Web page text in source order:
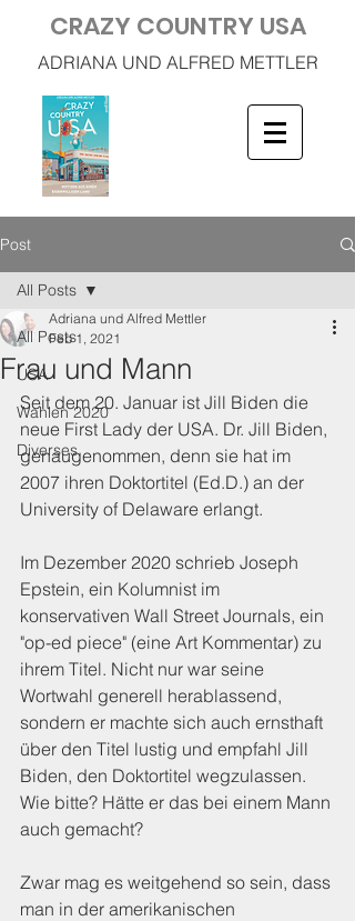
CRAZY COUNTRY USA
ADRIANA UND ALFRED METTLER
Post
All Posts
USA
Wahlen 2020
Diverses
All Posts
Frau und Mann
Adriana und Alfred Mettler
Feb 1, 2021
Seit dem 20. Januar ist Jill Biden die
neue First Lady der USA. Dr. Jill Biden,
genaugenommen, denn sie hat im
2007 ihren Doktortitel (Ed.D.) an der
University of Delaware erlangt.
Im Dezember 2020 schrieb Joseph
Epstein, ein Kolumnist im
konservativen Wall Street Journals, ein
"op-ed piece" (eine Art Kommentar) zu
ihrem Titel. Nicht nur war seine
Wortwahl generell herablassend,
sondern er machte sich auch ernsthaft
über den Titel lustig und empfahl Jill
Biden, den Doktortitel wegzulassen.
Wie bitte? Hätte er das bei einem Mann
auch gemacht?
Zwar mag es weitgehend so sein, dass
man in der amerikanischen